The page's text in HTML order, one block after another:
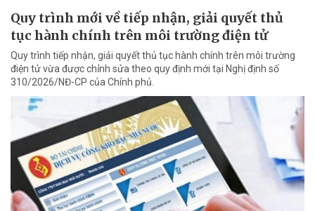
Quy trình mới về tiếp nhận, giải quyết thủ
tục hành chính trên môi trường điện tử
Quy trình tiếp nhận, giải quyết thủ tục hành chính trên môi trường
điện tử vừa được chỉnh sửa theo quy định mới tại Nghị định số
310/2026/NĐ-CP của Chính phủ.